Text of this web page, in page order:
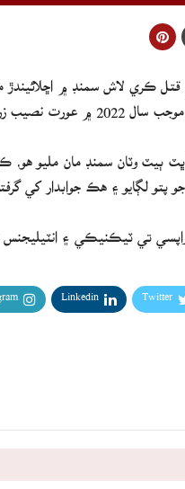
لاش سمنڊ ۾ اڇلائيندڙ
ايس ايس پي انويسٽيگيشن
ٻيٽ وٽان سمنڊ مان مليو هو،
لڳايو ۽ هڪ جوابدار کي
واپسي تي ٽيڪنيڪي ۽ انٽيليجنس
Twitter
Linkedin